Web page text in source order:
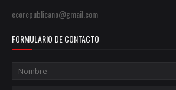
ecorepublicano@gmail.com
FORMULARIO DE CONTACTO